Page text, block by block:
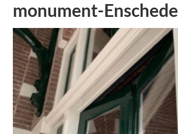
monument-Enschede